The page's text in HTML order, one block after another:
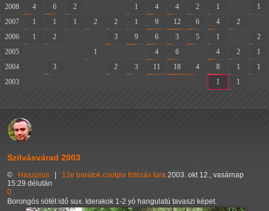
2008
4 6 2 1 4 4 2 1
1
2007
1 1 1 2 2 1 9 12 6 4 2
2006
1 2 3 9 6 3 5 1
2
2005
1 4 6 4 2
1
2004
3 2 3 11 18 4 8 1
1
2003
1 1
Szilvásvárad 2003
© Haszprus 12e barátok coolpix fotózás túra 2003. okt 12., vasárnap
15:29 délután
0
Borongós sötét idő sux. Iderakok 1-2 yó hangulatú tavaszi képet.